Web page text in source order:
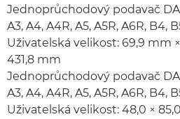
Jednoprůchodový podavač
A3, A4, A4R, A5, A5R, A6R, B4,
Uživatelská velikost: 69,9 mm
431,8 mm
Jednoprůchodový podavač
A3, A4, A4R, A5, A5R, A6R, B4,
Uživatelská velikost: 48,0 ×